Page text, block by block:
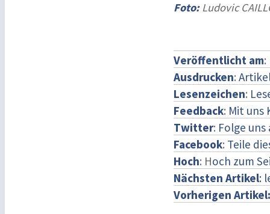
Foto:Ludovic
Veröffentlicht am:
Ausdrucken:
Lesenzeichen:
Feedback: Mit uns
Twitter: Folge
Facebook: Teile
Hoch: Hoch zum
Nächsten Artikel:
Vorherigen